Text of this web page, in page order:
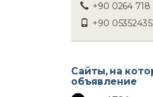
+90 0264 718
+90
Сайты, на
объявление